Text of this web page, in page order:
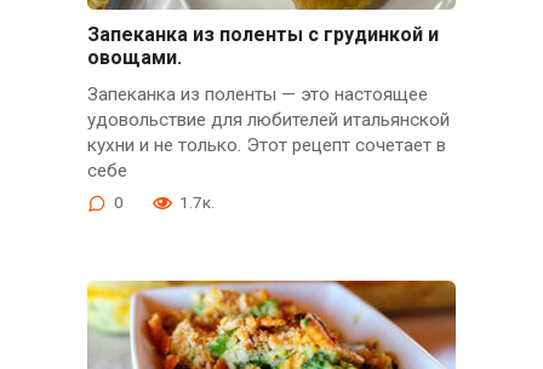
Запеканка из поленты с грудинкой и
овощами.
Запеканка из поленты — это настоящее
удовольствие для любителей итальянской
кухни и не только. Этот рецепт сочетает в
себе
0 1.7к.